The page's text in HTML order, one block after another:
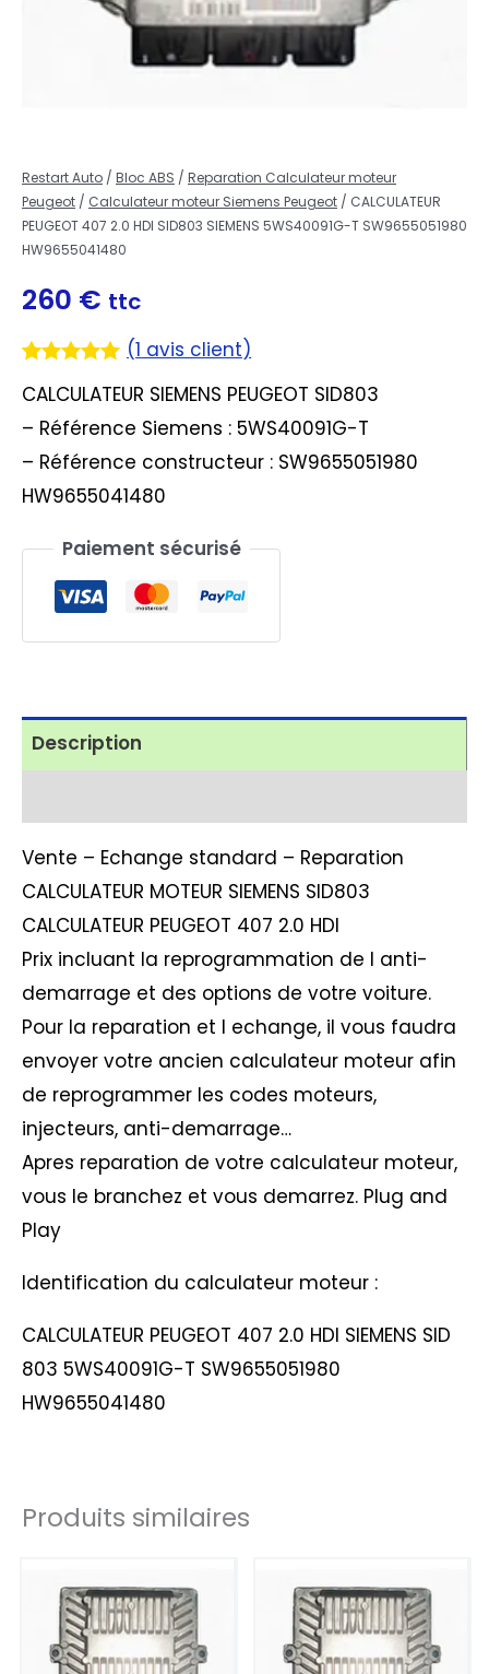
Restart Auto / Bloc ABS / Reparation Calculateur moteur
Peugeot / Calculateur moteur Siemens Peugeot / CALCULATEUR
PEUGEOT 407 2.0 HDI SID803 SIEMENS 5WS40091G-T SW9655051980
HW9655041480
260 € ttc
sur 5
notation
client
(1 avis client)
CALCULATEUR SIEMENS PEUGEOT SID803
– Référence Siemens : 5WS40091G-T
– Référence constructeur : SW9655051980
HW9655041480
Paiement sécurisé
Description
Vente – Echange standard – Reparation
CALCULATEUR MOTEUR SIEMENS SID803
CALCULATEUR PEUGEOT 407 2.0 HDI
Prix incluant la reprogrammation de l anti-
demarrage et des options de votre voiture.
Pour la reparation et l echange, il vous faudra
envoyer votre ancien calculateur moteur afin
de reprogrammer les codes moteurs,
injecteurs, anti-demarrage…
Apres reparation de votre calculateur moteur,
vous le branchez et vous demarrez. Plug and
Play
Identification du calculateur moteur :
CALCULATEUR PEUGEOT 407 2.0 HDI SIEMENS SID
803 5WS40091G-T SW9655051980
HW9655041480
Produits similaires